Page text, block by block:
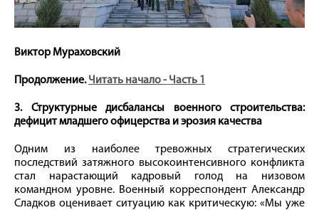
Виктор Мураховский
Продолжение.Читать начало - Часть 1
3. Структурные дисбалансы военного строительства:
дефицит младшего офицерства и эрозия качества
Одним из наиболее тревожных стратегических
последствий затяжного высокоинтенсивного конфликта
стал нарастающий кадровый голод на низовом
командном уровне. Военный корреспондент Александр
Сладков оценивает ситуацию как критическую: «Мы уже